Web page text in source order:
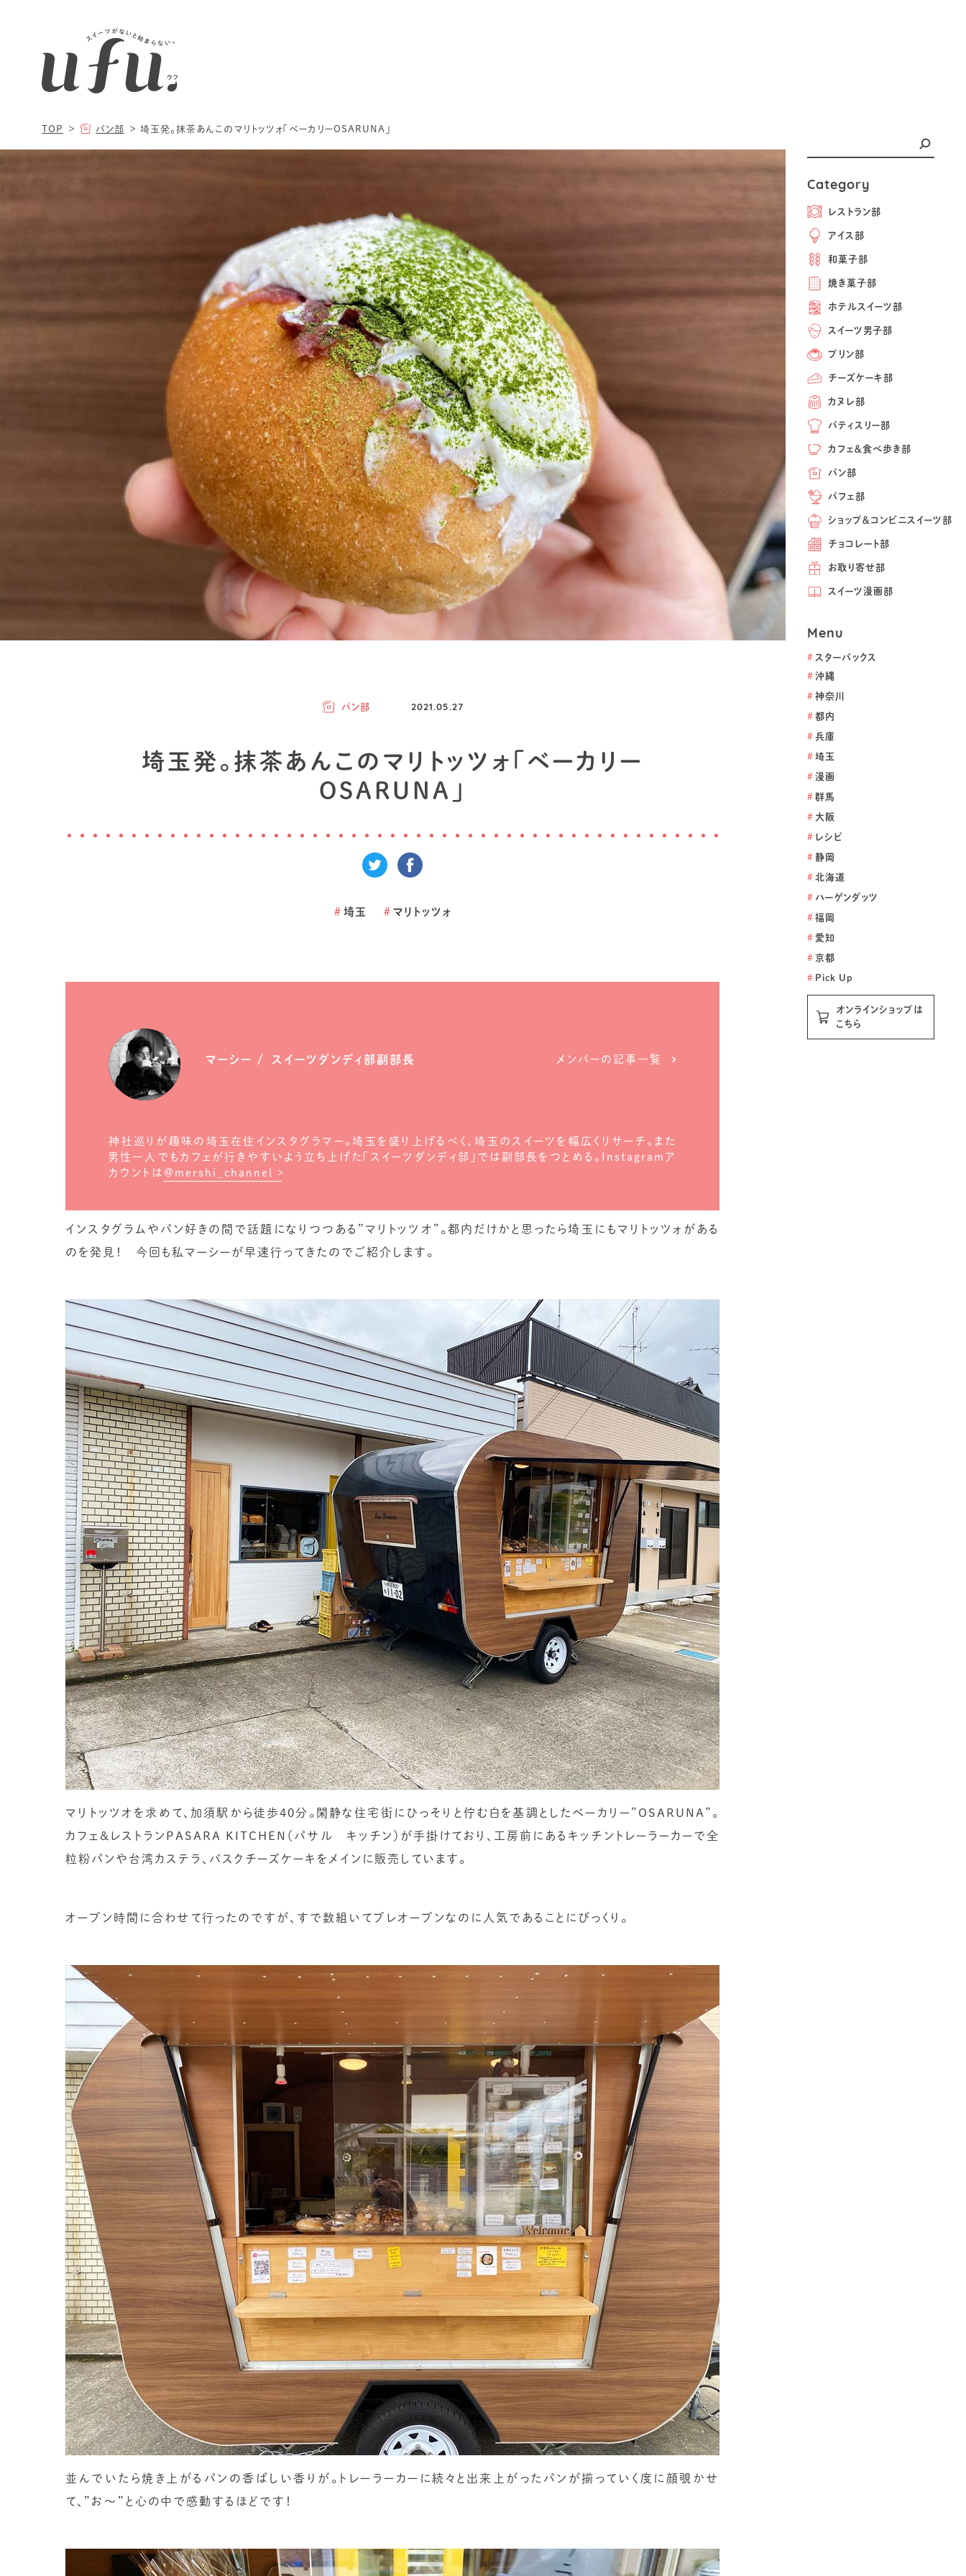
Category
レストラン部
アイス部
和菓子部
焼き菓子部
ホテルスイーツ部
スイーツ男子部
プリン部
チーズケーキ部
カヌレ部
パティスリー部
カフェ＆食べ歩き部
パン部
パフェ部
ショップ＆コンビニスイーツ部
チョコレート部
お取り寄せ部
スイーツ漫画部
Menu
# スターバックス
# 沖縄
# 神奈川
# 都内
# 兵庫
# 埼玉
# 漫画
# 群馬
# 大阪
# レシピ
# 静岡
# 北海道
# ハーゲンダッツ
# 福岡
# 愛知
# 京都
# Pick Up
オンラインショップは
こちら
TOP パン部 埼玉発。抹茶あんこのマリトッツォ「ベーカリーOSARUNA」
パン部 2021.05.27
埼玉発。抹茶あんこのマリトッツォ「ベーカリー
OSARUNA」
# 埼玉 # マリトッツォ
マーシー スイーツダンディ部副部長 メンバーの記事一覧
神社巡りが趣味の埼玉在住インスタグラマー。埼玉を盛り上げるべく、埼玉のスイーツを幅広くリサーチ。また
男性一人でもカフェが行きやすいよう立ち上げた「スイーツダンディ部」では副部長をつとめる。Instagramア
カウントは @mershi_channel
インスタグラムやパン好きの間で話題になりつつある”マリトッツオ”。都内だけかと思ったら埼玉にもマリトッツォがある
のを発見！ 今回も私マーシーが早速行ってきたのでご紹介します。
マリトッツオを求めて、加須駅から徒歩40分。閑静な住宅街にひっそりと佇む白を基調としたベーカリー”OSARUNA”。
カフェ＆レストランPASARA KITCHEN（パサル キッチン）が手掛けており、工房前にあるキッチントレーラーカーで全
粒粉パンや台湾カステラ、バスクチーズケーキをメインに販売しています。
オープン時間に合わせて行ったのですが、すで数組いてプレオープンなのに人気であることにびっくり。
並んでいたら焼き上がるパンの香ばしい香りが。トレーラーカーに続々と出来上がったパンが揃っていく度に顔覗かせ
て、”お〜”と心の中で感動するほどです！